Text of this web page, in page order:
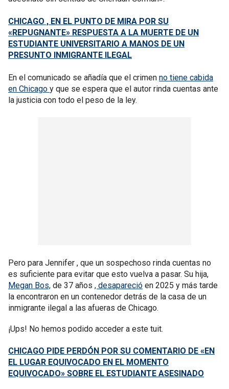
CHICAGO , EN EL PUNTO DE MIRA POR SU
«REPUGNANTE» RESPUESTA A LA MUERTE DE UN
ESTUDIANTE UNIVERSITARIO A MANOS DE UN
PRESUNTO INMIGRANTE ILEGAL
En el comunicado se añadía que el crimen no tiene cabida
en Chicago y que se espera que el autor rinda cuentas ante
la justicia con todo el peso de la ley.
Pero para Jennifer , que un sospechoso rinda cuentas no
es suficiente para evitar que esto vuelva a pasar. Su hija,
Megan Bos, de 37 años , desapareció en 2025 y más tarde
la encontraron en un contenedor detrás de la casa de un
inmigrante ilegal a las afueras de Chicago.
¡Ups! No hemos podido acceder a este tuit.
CHICAGO PIDE PERDÓN POR SU COMENTARIO DE «EN
EL LUGAR EQUIVOCADO EN EL MOMENTO
EQUIVOCADO» SOBRE EL ESTUDIANTE ASESINADO